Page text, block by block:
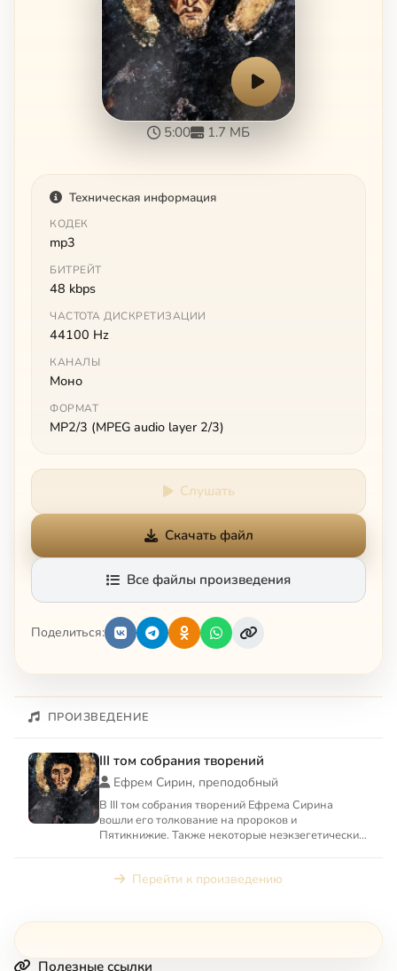
5:00 1.7 МБ
Техническая информация
КОДЕК
mp3
БИТРЕЙТ
48 kbps
ЧАСТОТА ДИСКРЕТИЗАЦИИ
44100 Hz
КАНАЛЫ
Моно
ФОРМАТ
MP2/3 (MPEG audio layer 2/3)
Слушать
Скачать файл
Все файлы произведения
Поделиться:
ПРОИЗВЕДЕНИЕ
III том собрания творений
Ефрем Сирин, преподобный
В III том собрания творений Ефрема Сирина
вошли его толкование на пророков и
Пятикнижие. Также некоторые неэкзегетические
Перейти к произведению
Полезные ссылки